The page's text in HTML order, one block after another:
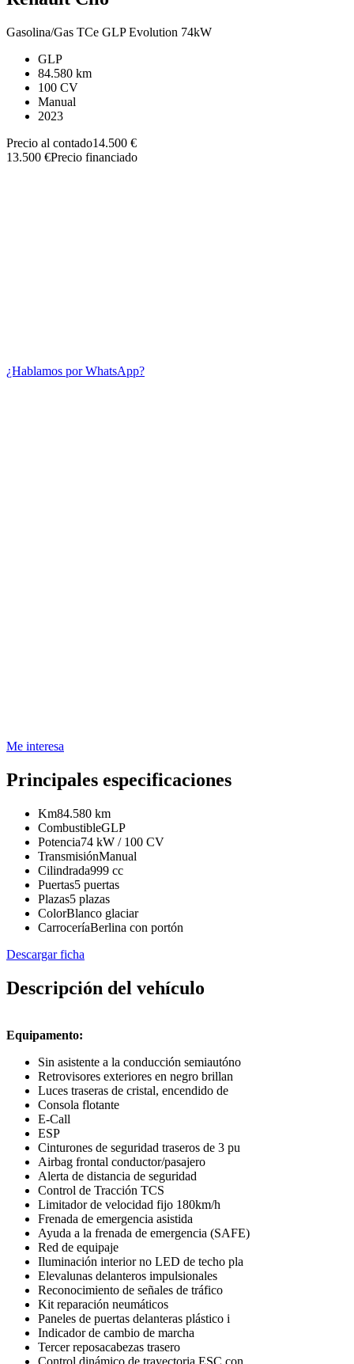
Gasolina/Gas TCe GLP Evolution 74kW
GLP
84.580 km
100 CV
Manual
2023
Precio al contado14.500 €
13.500 €Precio financiado
¿Hablamos por WhatsApp?
Me interesa
Principales especificaciones
Km84.580 km
CombustibleGLP
Potencia74 kW / 100 CV
TransmisiónManual
Cilindrada999 cc
Puertas5 puertas
Plazas5 plazas
ColorBlanco glaciar
CarroceríaBerlina con portón
Descargar ficha
Descripción del vehículo
Equipamento:
Sin asistente a la conducción semiautóno
Retrovisores exteriores en negro brillan
Luces traseras de cristal, encendido de
Consola flotante
E-Call
ESP
Cinturones de seguridad traseros de 3 pu
Airbag frontal conductor/pasajero
Alerta de distancia de seguridad
Control de Tracción TCS
Limitador de velocidad fijo 180km/h
Frenada de emergencia asistida
Ayuda a la frenada de emergencia (SAFE)
Red de equipaje
Iluminación interior no LED de techo pla
Elevalunas delanteros impulsionales
Reconocimiento de señales de tráfico
Kit reparación neumáticos
Paneles de puertas delanteras plástico i
Indicador de cambio de marcha
Tercer reposacabezas trasero